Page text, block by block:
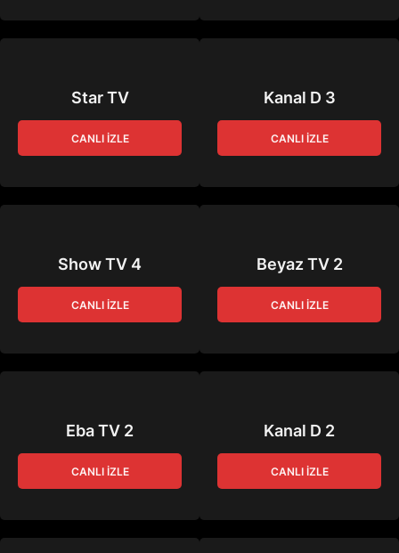
Star TV
CANLI İZLE
Kanal D 3
CANLI İZLE
Show TV 4
CANLI İZLE
Beyaz TV 2
CANLI İZLE
Eba TV 2
CANLI İZLE
Kanal D 2
CANLI İZLE